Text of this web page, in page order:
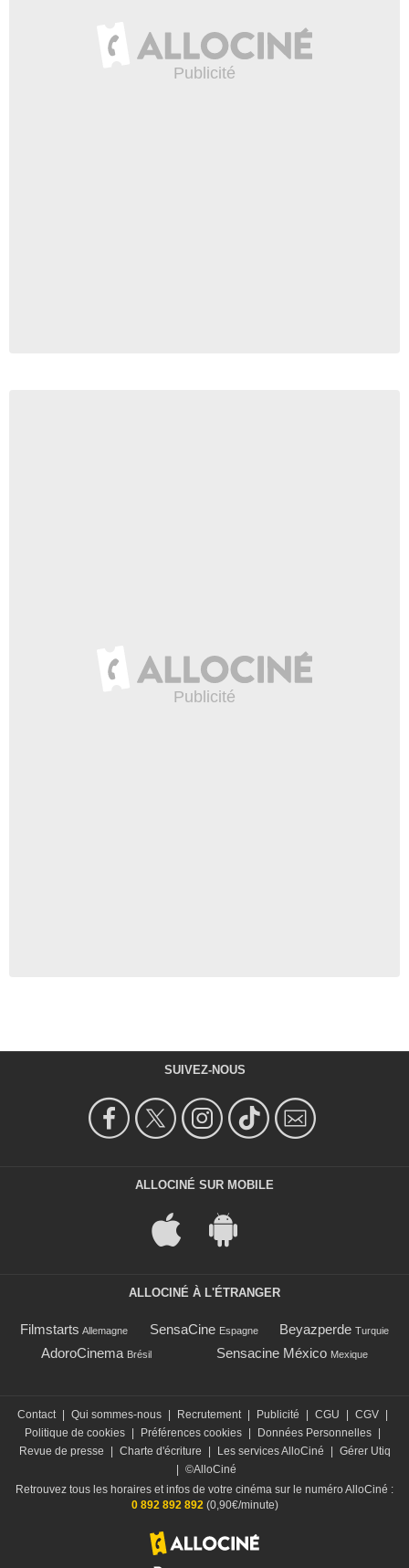
SUIVEZ-NOUS
ALLOCINÉ SUR MOBILE
ALLOCINÉ À L'ÉTRANGER
Filmstarts Allemagne SensaCine Espagne Beyazperde Turquie
AdoroCinema Brésil Sensacine México Mexique
Contact Qui sommes-nous Recrutement Publicité CGU CGV
Politique de cookies
Préférences cookies Données Personnelles
Revue de presse
Charte d'écriture Les services AlloCiné
Gérer Utiq
©AlloCiné
Retrouvez tous les horaires et infos de votre cinéma sur le numéro AlloCiné :
0 892 892 892(0,90€/minute)